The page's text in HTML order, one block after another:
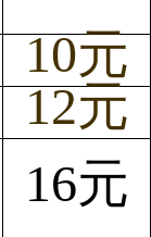
10元
12元
16元